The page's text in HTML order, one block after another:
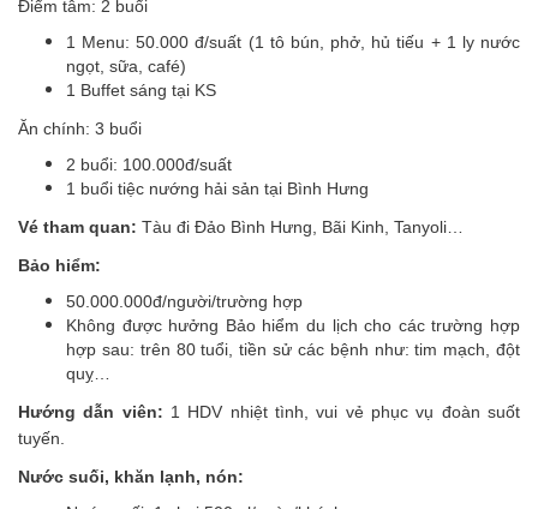
Điểm tâm: 2 buổi
1 Menu: 50.000 đ/suất (1 tô bún, phở, hủ tiếu + 1 ly nước
ngọt, sữa, café)
1 Buffet sáng tại KS
Ăn chính: 3 buổi
2 buổi: 100.000đ/suất
1 buổi tiệc nướng hải sản tại Bình Hưng
Vé tham quan: Tàu đi Đảo Bình Hưng, Bãi Kinh, Tanyoli…
Bảo hiểm:
50.000.000đ/người/trường hợp
Không được hưởng Bảo hiểm du lịch cho các trường hợp
hợp sau: trên 80 tuổi, tiền sử các bệnh như: tim mạch, đột
quỵ…
Hướng dẫn viên: 1 HDV nhiệt tình, vui vẻ phục vụ đoàn suốt
tuyến.
Nước suối, khăn lạnh, nón: